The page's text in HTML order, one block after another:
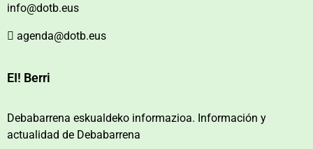
info@dotb.eus
agenda@dotb.eus
EI! Berri
Debabarrena eskualdeko informazioa. Información y
actualidad de Debabarrena